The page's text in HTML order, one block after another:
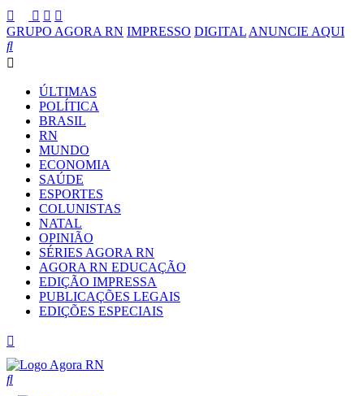
GRUPO AGORA RN IMPRESSO DIGITAL ANUNCIE AQUI
ÚLTIMAS
POLÍTICA
BRASIL
RN
MUNDO
ECONOMIA
SAÚDE
ESPORTES
COLUNISTAS
NATAL
OPINIÃO
SÉRIES AGORA RN
AGORA RN EDUCAÇÃO
EDIÇÃO IMPRESSA
PUBLICAÇÕES LEGAIS
EDIÇÕES ESPECIAIS